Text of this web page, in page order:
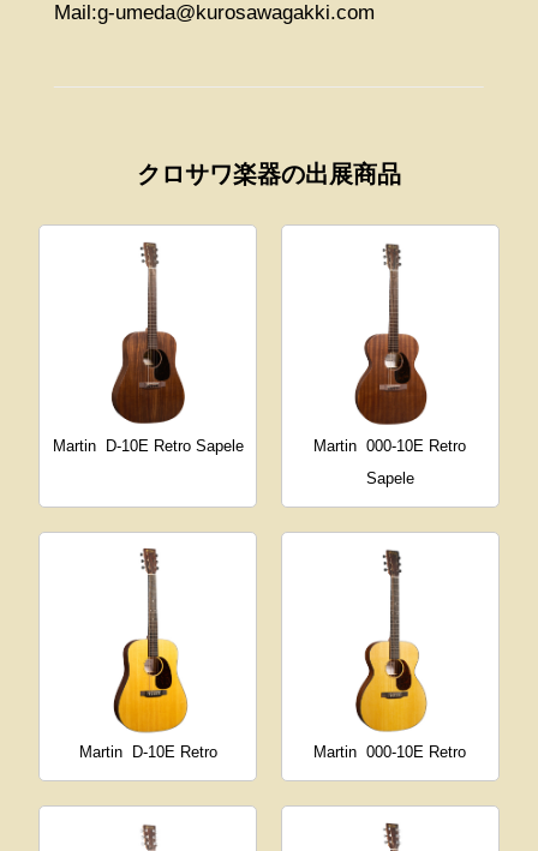
Mail:g-umeda@kurosawagakki.com
クロサワ楽器の出展商品
Martin D-10E Retro Sapele Martin 000-10E Retro
Sapele
Martin D-10E Retro Martin 000-10E Retro